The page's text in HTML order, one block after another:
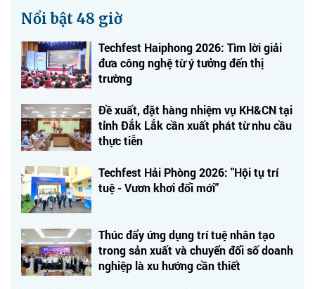
Nổi bật 48 giờ
Techfest Haiphong 2026: Tìm lời giải
đưa công nghệ từ ý tưởng đến thị
trường
Đề xuất, đặt hàng nhiệm vụ KH&CN tại
tỉnh Đắk Lắk cần xuất phát từ nhu cầu
thực tiễn
Techfest Hải Phòng 2026: "Hội tụ trí
tuệ - Vươn khơi đổi mới"
Thúc đẩy ứng dụng trí tuệ nhân tạo
trong sản xuất và chuyển đổi số doanh
nghiệp là xu hướng cần thiết